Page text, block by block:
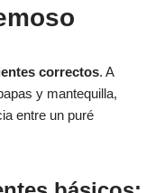
correctos. A
y mantequilla,
entre un puré